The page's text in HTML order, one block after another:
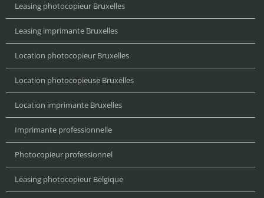
Leasing photocopieur Bruxelles
Leasing imprimante Bruxelles
Location photocopieur Bruxelles
Location photocopieuse Bruxelles
Location imprimante Bruxelles
Imprimante professionnelle
Photocopieur professionnel
Leasing photocopieur Belgique